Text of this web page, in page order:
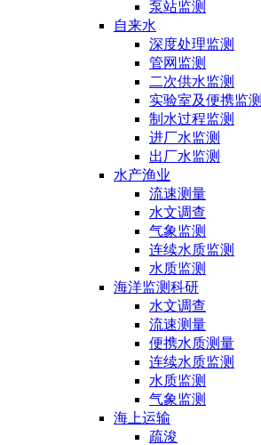
泵站监测
自来水
深度处理监测
管网监测
二次供水监测
实验室及便携监测
制水过程监测
进厂水监测
出厂水监测
水产渔业
流速测量
水文调查
气象监测
连续水质监测
水质监测
海洋监测科研
水文调查
流速测量
便携水质测量
连续水质监测
水质监测
气象监测
海上运输
疏浚